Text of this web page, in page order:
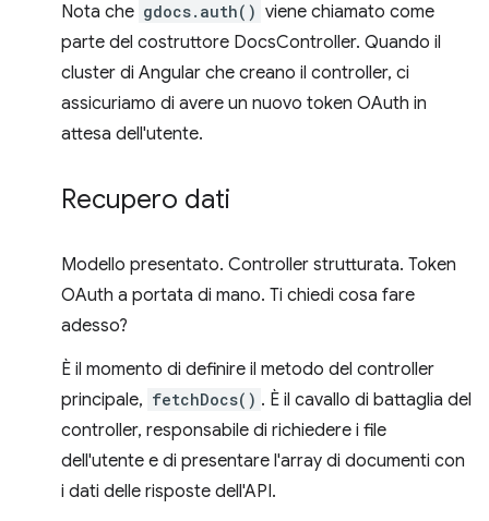
Nota che gdocs.auth() viene chiamato come
parte del costruttore DocsController. Quando il
cluster di Angular che creano il controller, ci
assicuriamo di avere un nuovo token OAuth in
attesa dell'utente.
Recupero dati
Modello presentato. Controller strutturata. Token
OAuth a portata di mano. Ti chiedi cosa fare
adesso?
È il momento di definire il metodo del controller
principale, fetchDocs() . È il cavallo di battaglia del
controller, responsabile di richiedere i file
dell'utente e di presentare l'array di documenti con
i dati delle risposte dell'API.